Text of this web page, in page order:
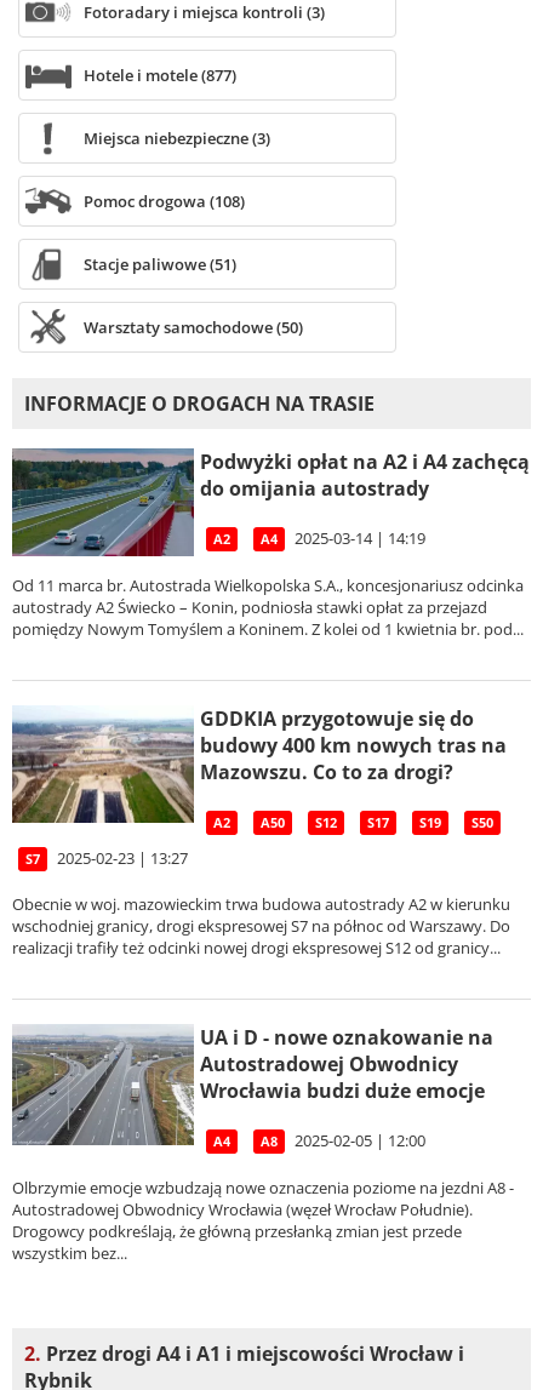
Fotoradary i miejsca kontroli (3)
Hotele i motele (877)
Miejsca niebezpieczne (3)
Pomoc drogowa (108)
Stacje paliwowe (51)
Warsztaty samochodowe (50)
INFORMACJE O DROGACH NA TRASIE
Podwyżki opłat na A2 i A4 zachęcą
do omijania autostrady
A2 A4 2025-03-14 | 14:19
Od 11 marca br. Autostrada Wielkopolska S.A., koncesjonariusz odcinka
autostrady A2 Świecko – Konin, podniosła stawki opłat za przejazd
pomiędzy Nowym Tomyślem a Koninem. Z kolei od 1 kwietnia br. pod...
GDDKIA przygotowuje się do
budowy 400 km nowych tras na
Mazowszu. Co to za drogi?
A2 A50 S12 S17 S19 S50
S7 2025-02-23 | 13:27
Obecnie w woj. mazowieckim trwa budowa autostrady A2 w kierunku
wschodniej granicy, drogi ekspresowej S7 na północ od Warszawy. Do
realizacji trafiły też odcinki nowej drogi ekspresowej S12 od granicy...
UA i D - nowe oznakowanie na
Autostradowej Obwodnicy
Wrocławia budzi duże emocje
A4 A8 2025-02-05 | 12:00
Olbrzymie emocje wzbudzają nowe oznaczenia poziome na jezdni A8 -
Autostradowej Obwodnicy Wrocławia (węzeł Wrocław Południe).
Drogowcy podkreślają, że główną przesłanką zmian jest przede
wszystkim bez...
2. Przez drogi A4 i A1 i miejscowości Wrocław i
Rybnik